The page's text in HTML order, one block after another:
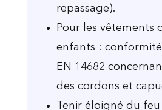
repassage).
Pour les vêtements
enfants :
EN 14682
des cordons et
Tenir éloigné du